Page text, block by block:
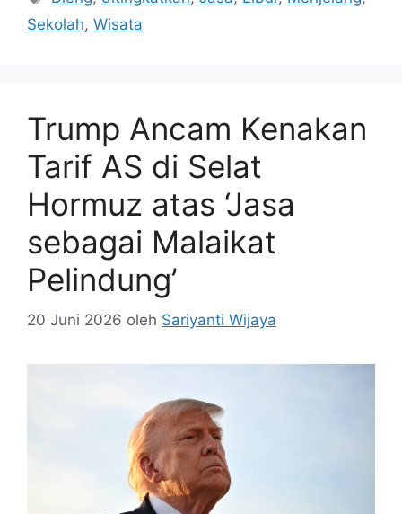
Sekolah, Wisata
Trump Ancam Kenakan
Tarif AS di Selat
Hormuz atas ‘Jasa
sebagai Malaikat
Pelindung’
20 Juni 2026 oleh Sariyanti Wijaya